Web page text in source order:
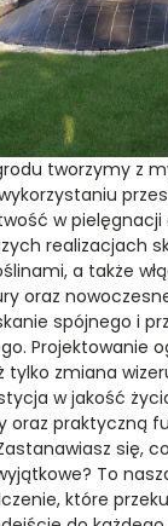
tworzymy z
w pielęgnacji
realizacjach
a także
oraz
spójnego i
Projektowanie
tylko zmiana
w jakość
oraz praktyczną
się,
To
które